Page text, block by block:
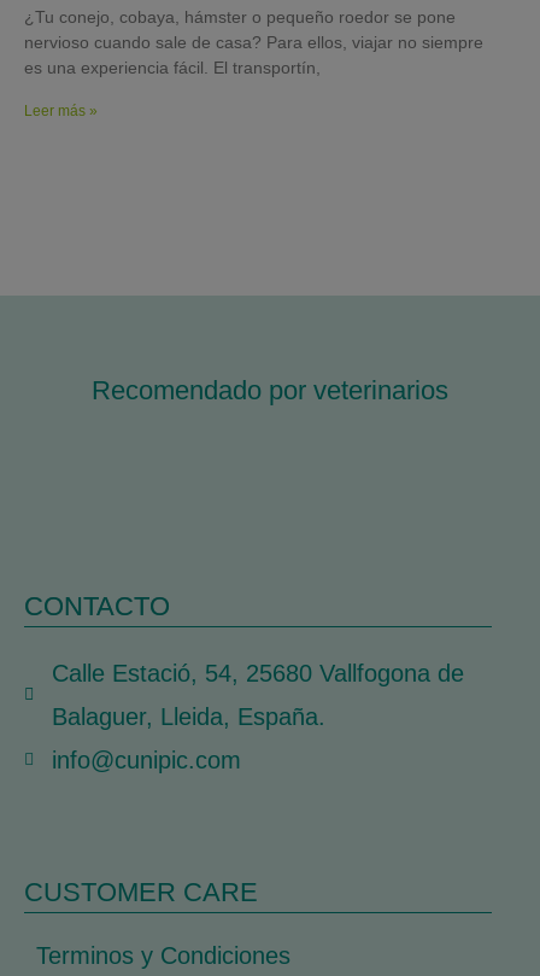
¿Tu conejo, cobaya, hámster o pequeño roedor se pone
nervioso cuando sale de casa? Para ellos, viajar no siempre
es una experiencia fácil. El transportín,
Leer más »
Recomendado por veterinarios
CONTACTO
Calle Estació, 54, 25680 Vallfogona de
Balaguer, Lleida, España.
info@cunipic.com
CUSTOMER CARE
Terminos y Condiciones